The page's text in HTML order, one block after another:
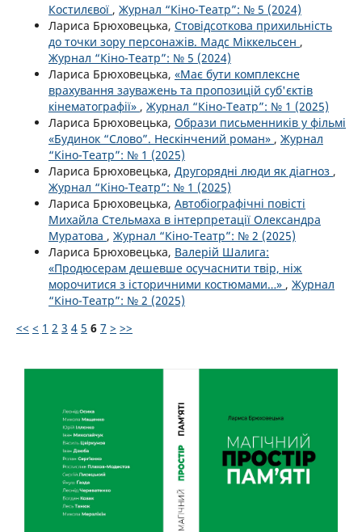
Костилєвої , Журнал “Кіно-Театр”: № 5 (2024)
Лариса Брюховецька, Стовідсоткова прихильність
до точки зору персонажів. Мадс Міккельсен ,
Журнал “Кіно-Театр”: № 5 (2024)
Лариса Брюховецька, «Має бути комплексне
врахування зауважень та пропозицій суб'єктів
кінематографії» , Журнал “Кіно-Театр”: № 1 (2025)
Лариса Брюховецька, Образи письменників у фільмі
«Будинок “Слово”. Нескінчений роман» , Журнал
“Кіно-Театр”: № 1 (2025)
Лариса Брюховецька, Другорядні люди як діагноз ,
Журнал “Кіно-Театр”: № 1 (2025)
Лариса Брюховецька, Автобіографічні повісті
Михайла Стельмаха в інтерпретації Олександра
Муратова , Журнал “Кіно-Театр”: № 2 (2025)
Лариса Брюховецька, Валерій Шалига:
«Продюсерам дешевше осучаснити твір, ніж
морочитися з історичними костюмами…» , Журнал
“Кіно-Театр”: № 2 (2025)
<< < 1 2 3 4 5 6 7 > >>